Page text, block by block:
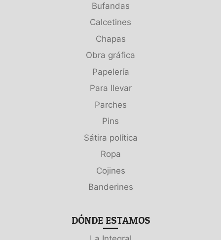
Bufandas
Calcetines
Chapas
Obra gráfica
Papelería
Para llevar
Parches
Pins
Sátira política
Ropa
Cojines
Banderines
DÓNDE ESTAMOS